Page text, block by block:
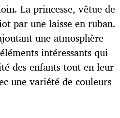
La princesse, vêtue de
par une laisse en ruban.
une atmosphère
intéressants qui
des enfants tout en leur
une variété de couleurs